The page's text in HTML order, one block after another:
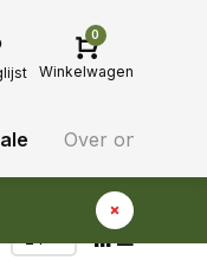
0
Winkelwagen
Over ons